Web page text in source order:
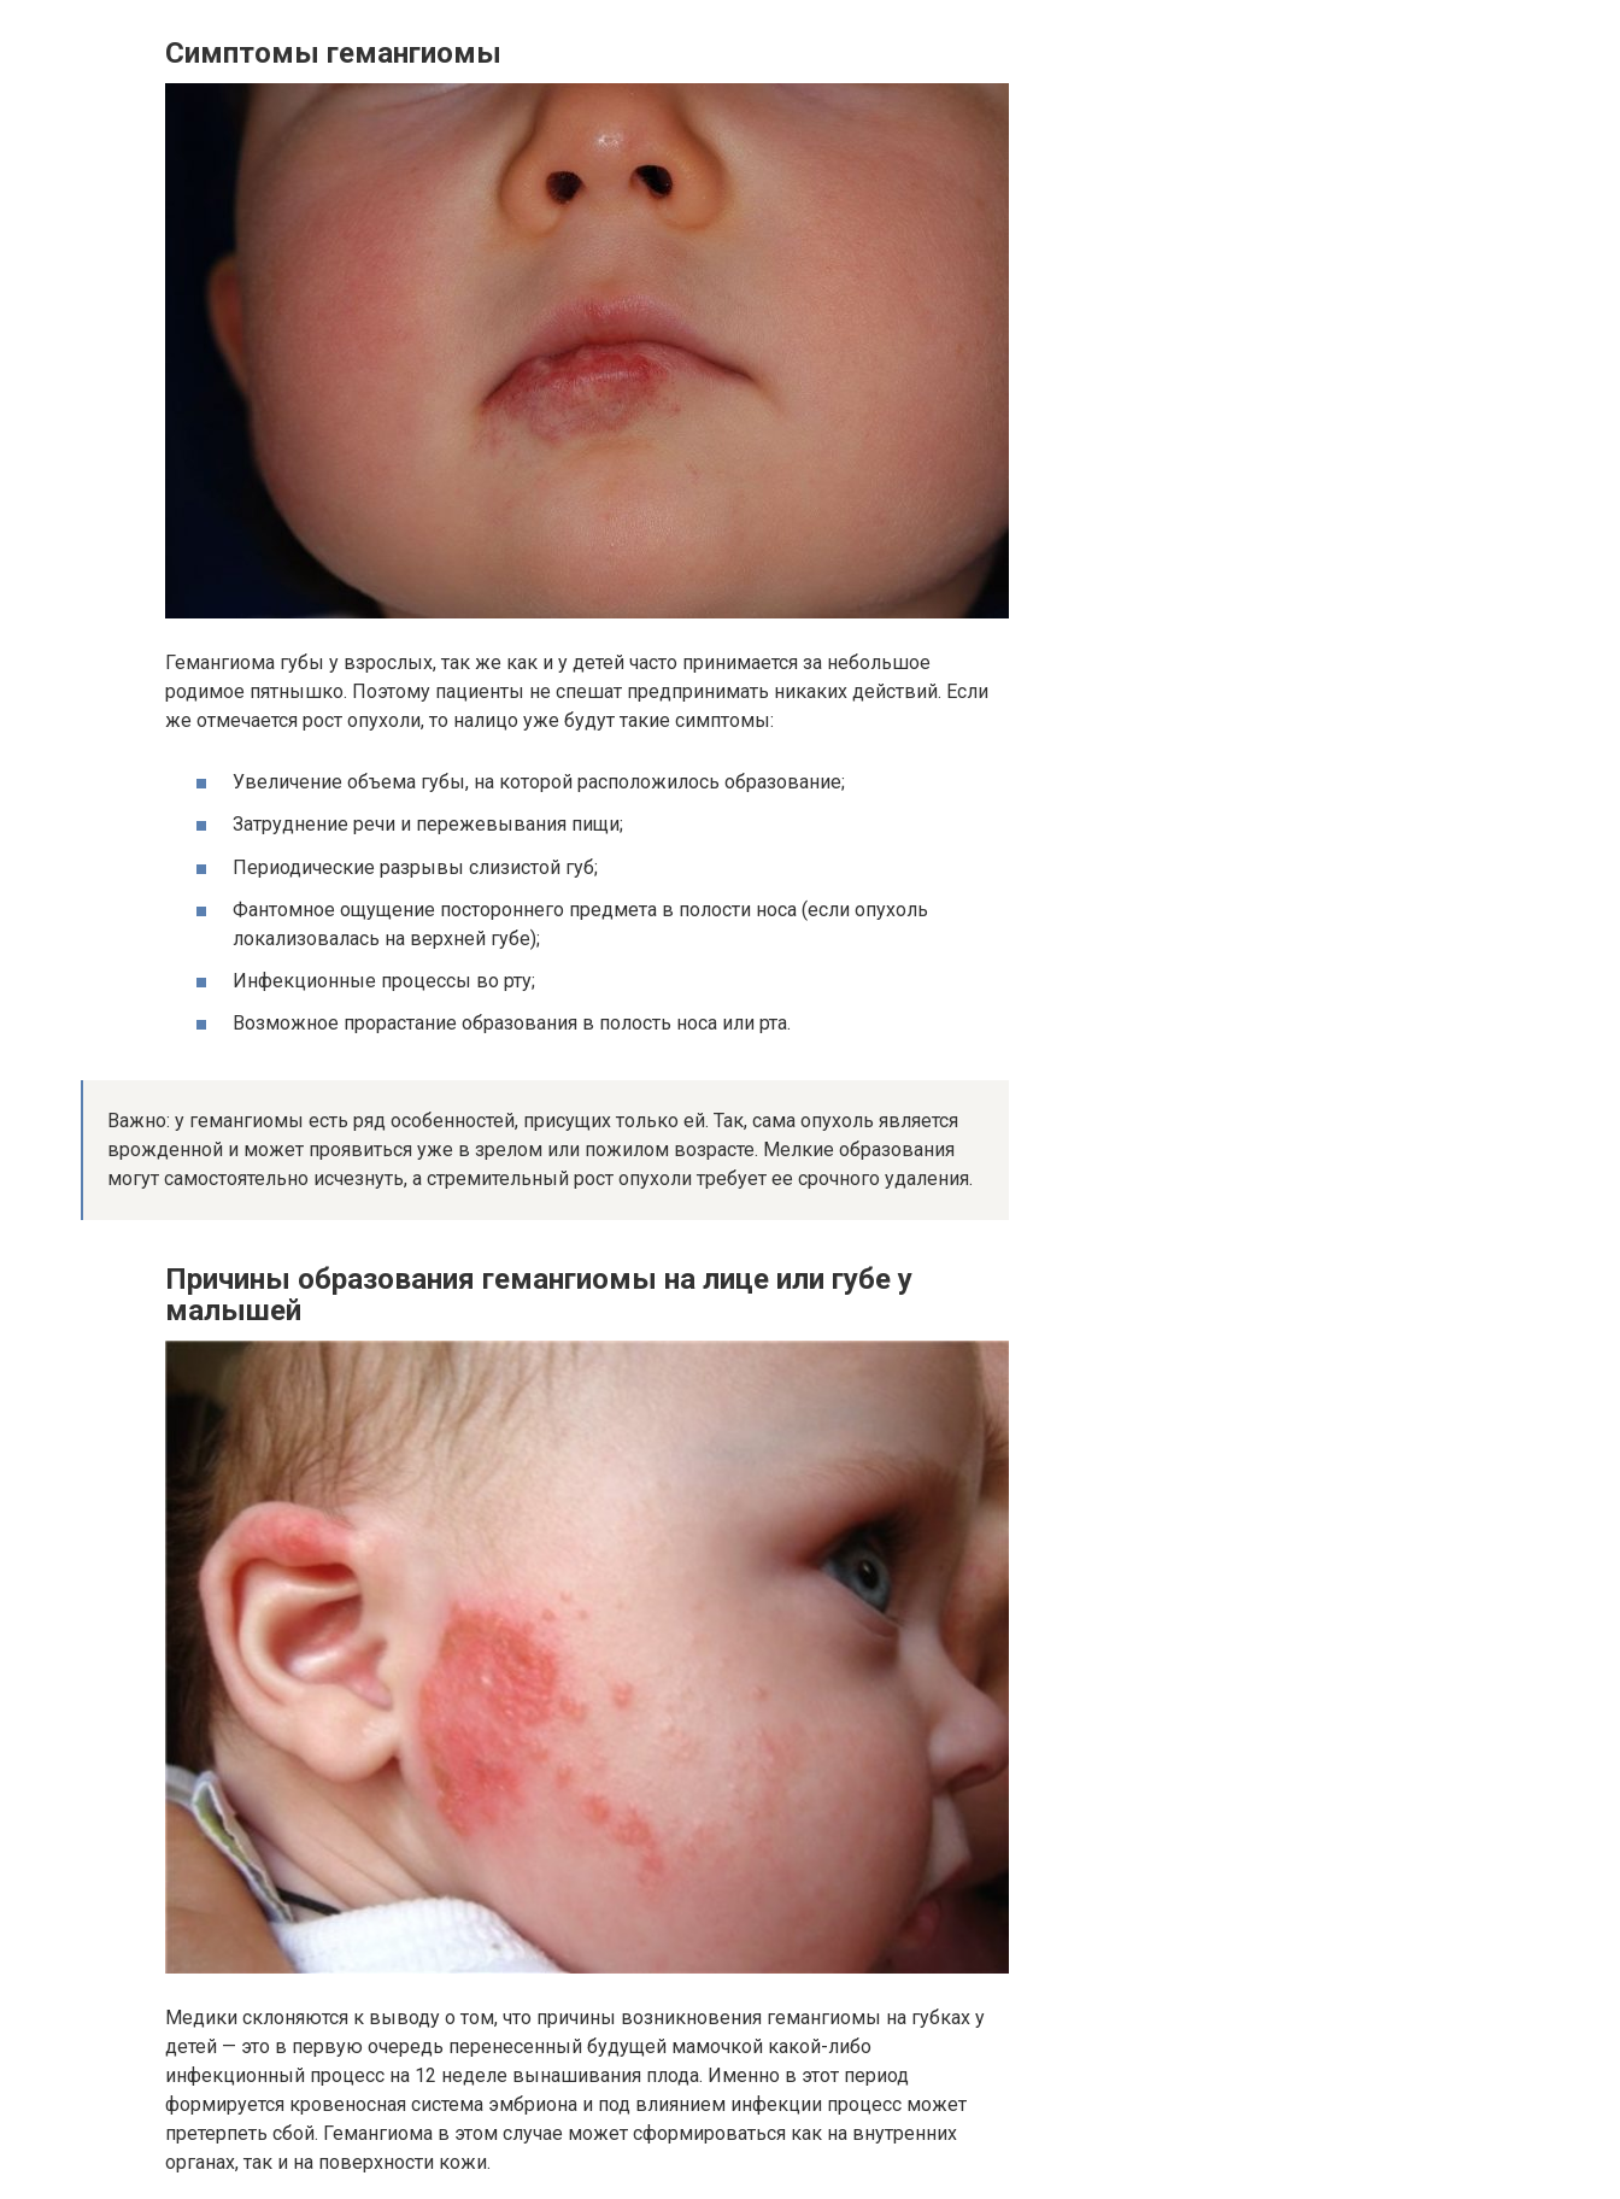
Симптомы гемангиомы
Гемангиома губы у взрослых, так же как и у детей часто принимается за небольшое
родимое пятнышко. Поэтому пациенты не спешат предпринимать никаких действий. Если
же отмечается рост опухоли, то налицо уже будут такие симптомы:
Увеличение объема губы, на которой расположилось образование;
Затруднение речи и пережевывания пищи;
Периодические разрывы слизистой губ;
Фантомное ощущение постороннего предмета в полости носа (если опухоль
локализовалась на верхней губе);
Инфекционные процессы во рту;
Возможное прорастание образования в полость носа или рта.
Важно: у гемангиомы есть ряд особенностей, присущих только ей. Так, сама опухоль является
врожденной и может проявиться уже в зрелом или пожилом возрасте. Мелкие образования
могут самостоятельно исчезнуть, а стремительный рост опухоли требует ее срочного удаления.
Причины образования гемангиомы на лице или губе у
малышей
Медики склоняются к выводу о том, что причины возникновения гемангиомы на губках у
детей — это в первую очередь перенесенный будущей мамочкой какой-либо
инфекционный процесс на 12 неделе вынашивания плода. Именно в этот период
формируется кровеносная система эмбриона и под влиянием инфекции процесс может
претерпеть сбой. Гемангиома в этом случае может сформироваться как на внутренних
органах, так и на поверхности кожи.